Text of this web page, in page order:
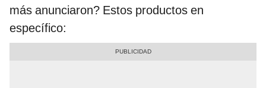
más anunciaron? Estos productos en
específico: